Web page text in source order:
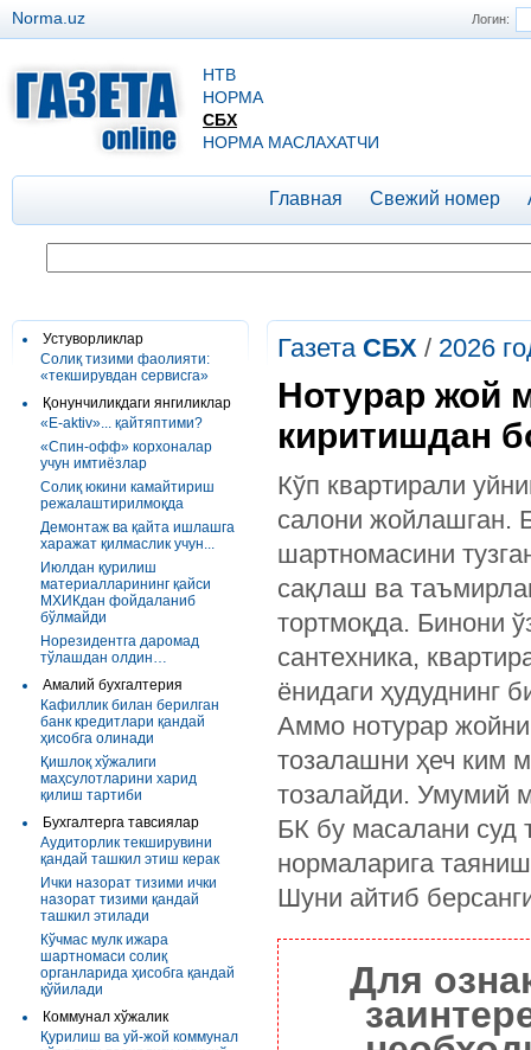
Логин:
Norma.uz
НТВ
НОРМА
СБХ
НОРМА МАСЛАХАТЧИ
Главная Свежий номер
Устуворликлар
Солиқ тизими фаолияти:
«текширувдан сервисга»
Қонунчиликдаги янгиликлар
«E-aktiv»... қайтяптими?
«Спин-офф» корхоналар
учун имтиёзлар
Солиқ юкини камайтириш
режалаштирилмоқда
Демонтаж ва қайта ишлашга
харажат қилмаслик учун...
Июлдан қурилиш
материалларининг қайси
МХИКдан фойдаланиб
бўлмайди
Норезидентга даромад
тўлашдан олдин…
Амалий бухгалтерия
Кафиллик билан берилган
банк кредитлари қандай
ҳисобга олинади
Қишлоқ хўжалиги
маҳсулотларини харид
қилиш тартиби
Бухгалтерга тавсиялар
Аудиторлик текширувини
қандай ташкил этиш керак
Ички назорат тизими ички
назорат тизими қандай
ташкил этилади
Кўчмас мулк ижара
шартномаси солиқ
органларида ҳисобга қандай
қўйилади
Коммунал хўжалик
Қурилиш ва уй-жой коммунал
Газета СБХ / 2026
Нотурар жой
киритишдан
Кўп квартирали
салони жойлашган.
шартномасини
сақлаш ва
тортмоқда. Бинони
сантехника,
ёнидаги ҳудуднинг
Аммо нотурар
тозалашни ҳеч ким
тозалайди. Умумий
БК бу масалани суд
нормаларига
Шуни айтиб
Для